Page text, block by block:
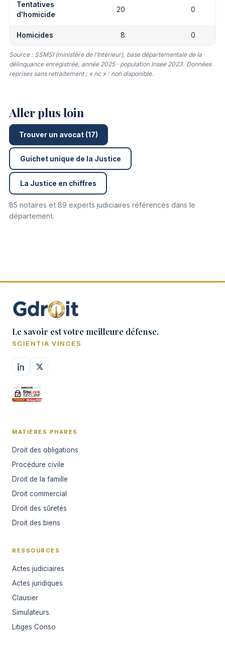
Tentatives
d'homicide
20 0
Homicides 8 0
Source : SSMSI (ministère de l’Intérieur), base départementale de la
délinquance enregistrée, année 2025 · population Insee 2023. Données
reprises sans retraitement ; « nc » : non disponible.
Aller plus loin
Trouver un avocat (17)
Guichet unique de la Justice
La Justice en chiffres
85 notaires et 89 experts judiciaires référencés dans le
département.
Le savoir est votre meilleure défense.
SCIENTIA VINCES
MATIÈRES PHARES
Droit des obligations
Procédure civile
Droit de la famille
Droit commercial
Droit des sûretés
Droit des biens
RESSOURCES
Actes judiciaires
Actes juridiques
Clausier
Simulateurs
Litiges Conso